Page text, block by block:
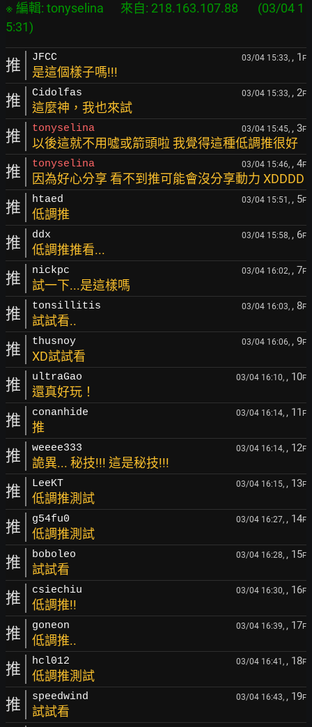
※ 編輯: tonyselina      來自: 218.163.107.88       (03/04 1
推 JFCC 03/04 15:33, , 1 F
是這個樣子嗎!!!
推 Cidolfas 03/04 15:33, , 2F
這麼神，我也來試
推 tonyselina 03/04 15:45, , 3F
以後這就不用噓或箭頭啦 我覺得這種低調推很好
推 tonyselina 03/04 15:46, , 4F
因為好心分享 看不到推可能會沒分享動力 XDDDD
推 htaed 03/04 15:51, , 5F
低調推
推 ddx 03/04 15:58, , 6F
低調推推看...
推 nickpc 03/04 16:02, , 7F
試一下...是這樣嗎
推 tonsillitis 03/04 16:03, , 8F
試試看..
推 thusnoy 03/04 16:06, , 9F
XD試試看
推 ultraGao 03/04 16:10, , 10F
還真好玩！
推 conanhide 03/04 16:14, , 11 F
推
推 weeee333 03/04 16:14, , 12F
詭異... 秘技!!! 這是秘技!!!
推 LeeKT 03/04 16:15, , 13F
低調推測試
推 g54fu0 03/04 16:27, , 14F
低調推測試
推 boboleo 03/04 16:28, , 15F
試試看
推 csiechiu 03/04 16:30, , 16F
低調推!!
推 goneon 03/04 16:39, , 17F
低調推..
推 hcl012 03/04 16:41, , 18F
低調推測試
推 speedwind 03/04 16:43, , 19F
試試看